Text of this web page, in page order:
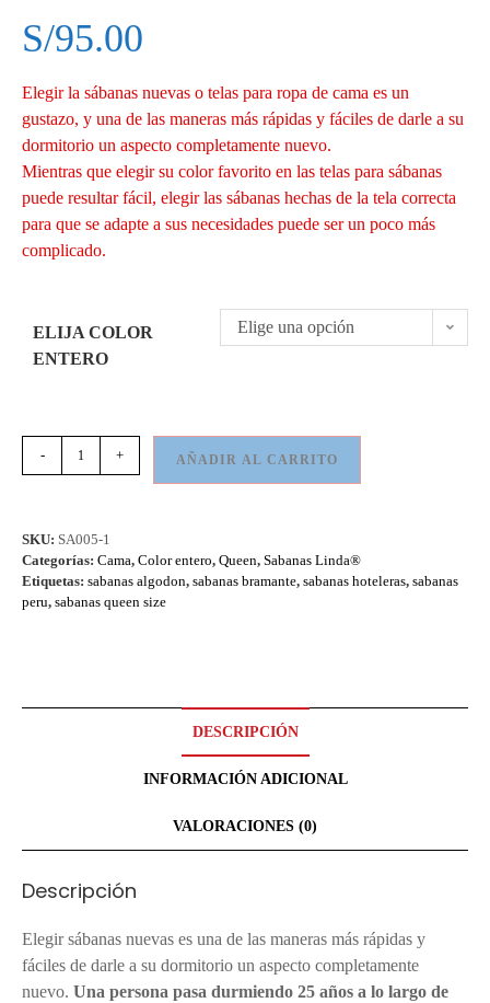
S/95.00
Elegir la sábanas nuevas o telas para ropa de cama es un
gustazo, y una de las maneras más rápidas y fáciles de darle a su
dormitorio un aspecto completamente nuevo.
Mientras que elegir su color favorito en las telas para sábanas
puede resultar fácil, elegir las sábanas hechas de la tela correcta
para que se adapte a sus necesidades puede ser un poco más
complicado.
ELIJA COLOR
ENTERO
Elige una opción
- + AÑADIR AL CARRITO
SKU: SA005-1
Categorías: Cama, Color entero, Queen, Sabanas Linda®
Etiquetas: sabanas algodon, sabanas bramante, sabanas hoteleras, sabanas
peru, sabanas queen size
DESCRIPCIÓN
INFORMACIÓN ADICIONAL
VALORACIONES (0)
Descripción
Elegir sábanas nuevas es una de las maneras más rápidas y
fáciles de darle a su dormitorio un aspecto completamente
nuevo. Una persona pasa durmiendo 25 años a lo largo de